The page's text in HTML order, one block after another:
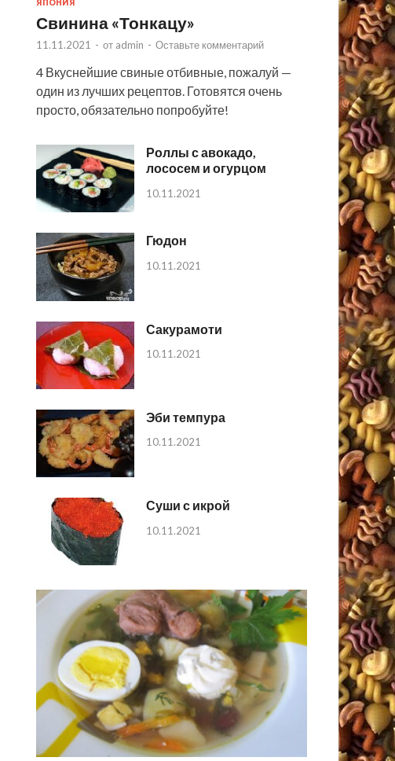
ЯПОНИЯ
Свинина «Тонкацу»
11.11.2021 - от admin - Оставьте комментарий
4 Вкуснейшие свиные отбивные, пожалуй —
один из лучших рецептов. Готовятся очень
просто, обязательно попробуйте!
Роллы с авокадо,
лососем и огурцом
10.11.2021
Гюдон
10.11.2021
Сакурамоти
10.11.2021
Эби темпура
10.11.2021
Суши с икрой
10.11.2021